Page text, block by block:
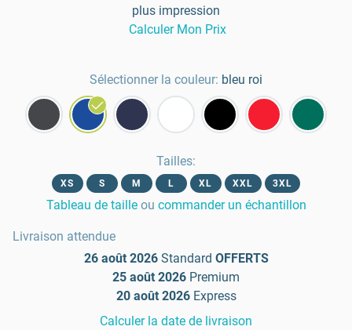
plus impression
Calculer Mon Prix
Sélectionner la couleur: bleu roi
Tailles:
XS S M L XL XXL 3XL
Tableau de taille ou commander un échantillon
Livraison attendue
26 août 2026 Standard OFFERTS
25 août 2026 Premium
20 août 2026 Express
Calculer la date de livraison